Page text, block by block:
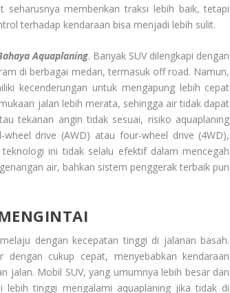
memberikan traksi lebih baik, tetapi
terhadap kendaraan bisa menjadi lebih sulit.
Aquaplaning. Banyak SUV dilengkapi dengan
di berbagai medan, termasuk off road. Namun,
kecenderungan untuk mengapung lebih cepat
jalan lebih merata, sehingga air tidak dapat
tekanan angin tidak sesuai, risiko aquaplaning
drive (AWD) atau four-wheel drive (4WD),
ini tidak selalu efektif dalam mencegah
air, bahkan sistem penggerak terbaik pun
dengan kecepatan tinggi di jalanan basah.
cukup cepat, menyebabkan kendaraan
jalan. Mobil SUV, yang umumnya lebih besar dan
tinggi mengalami aquaplaning jika tidak di